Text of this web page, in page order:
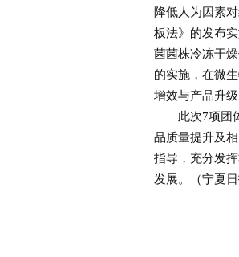
降低人为因素
板法》的发布
菌菌株冷冻干
的实施，在微
增效与产品升级
此次7项团体
品质量提升及
指导，充分发
发展。（宁夏日